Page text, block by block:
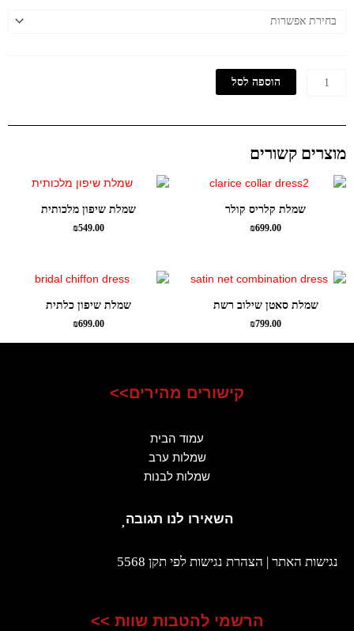
שמלה
הוספה לסל
מוצרים קשורים
שמלת קלריס קולר
₪699.00
שמלת שיפון מלכותית
₪549.00
שמלת סאטן שילוב רשת
₪799.00
שמלת שיפון כלתית
₪699.00
קישורים מהירים>>
עמוד הבית
שמלות ערב
שמלות לבנות
השאירו לנו תגובה
נגישות האתר | הצהרת נגישות לפי תקן 5568
הרשמי להטבות שוות >>